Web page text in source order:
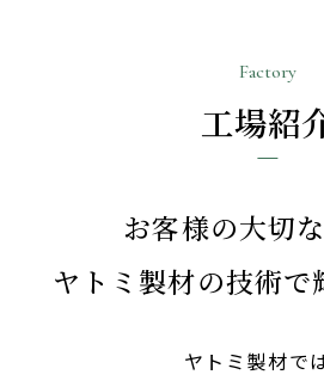
Factory
工場紹
お客様の大切な
ヤトミ製材の技術で
ヤトミ製材で